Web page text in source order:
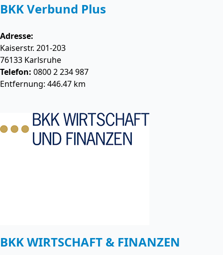
BKK Verbund Plus
Adresse:
Kaiserstr. 201-203
76133 Karlsruhe
Telefon: 0800 2 234 987
Entfernung: 446.47 km
BKK WIRTSCHAFT & FINANZEN